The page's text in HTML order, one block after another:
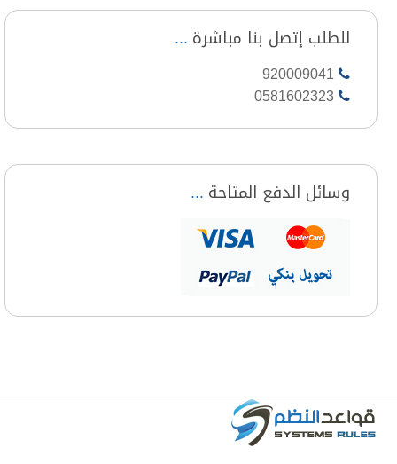
للطلب إتصل بنا مباشرة
920009041
0581602323
وسائل الدفع المتاحة